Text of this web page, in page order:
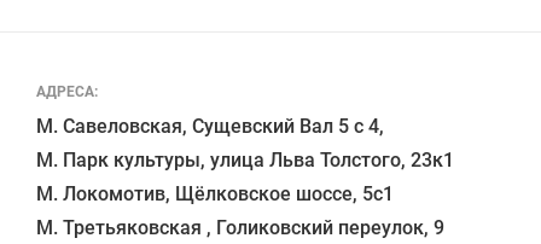
АДРЕСА:
М. Савеловская, Сущевский Вал 5 с 4,
М. Парк культуры, улица Льва Толстого, 23к1
М. Локомотив, Щёлковское шоссе, 5с1